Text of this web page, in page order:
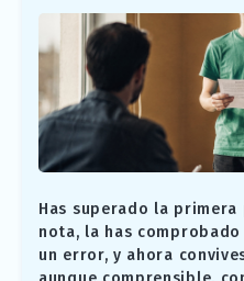
Has superado la
nota, la has
un error, y ahora